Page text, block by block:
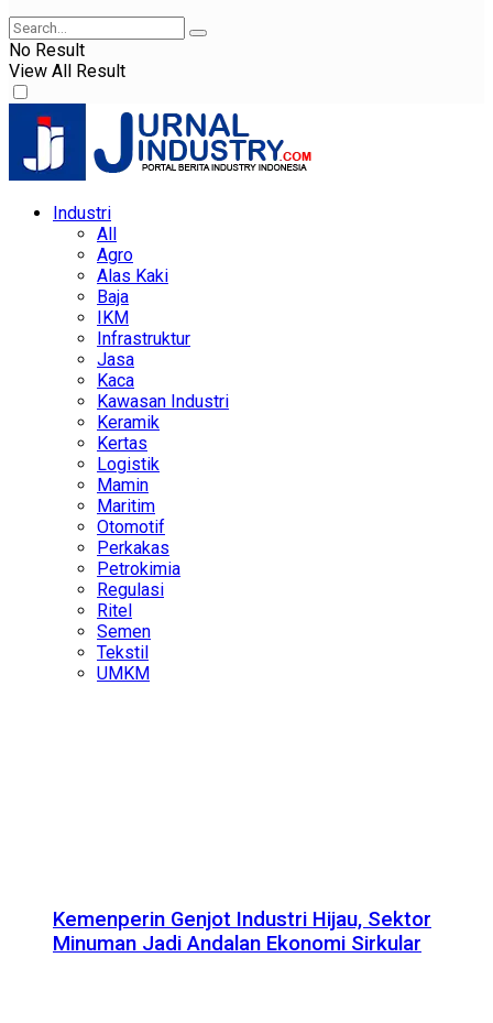
No Result
View All Result
Industri
All
Agro
Alas Kaki
Baja
IKM
Infrastruktur
Jasa
Kaca
Kawasan Industri
Keramik
Kertas
Logistik
Mamin
Maritim
Otomotif
Perkakas
Petrokimia
Regulasi
Ritel
Semen
Tekstil
UMKM
Kemenperin Genjot Industri Hijau, Sektor
Minuman Jadi Andalan Ekonomi Sirkular